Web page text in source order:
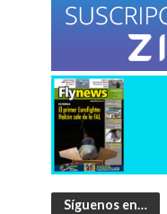
Síguenos en…